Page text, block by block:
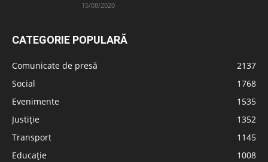
15/08/2020
CATEGORIE POPULARĂ
Comunicate de presă
2137
Social
1768
Evenimente
1535
Justiție
1352
Transport
1145
Educație
1008